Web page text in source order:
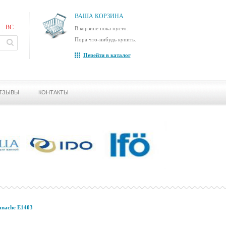
ВС
ВАША КОРЗИНА
В корзине пока пусто.
Пора что-нибудь купить.
Перейти в каталог
КОНТАКТЫ
E1403